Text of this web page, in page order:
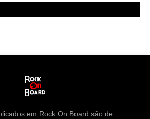
em Rock On Board são de